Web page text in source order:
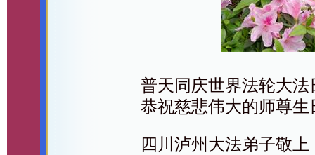
普天同庆世界法轮大法
恭祝慈悲伟大的师尊生
四川泸州大法弟子敬上